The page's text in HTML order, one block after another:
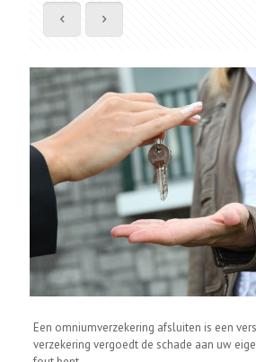
Een omniumverzekering afsluiten is een
verzekering vergoedt de schade aan uw